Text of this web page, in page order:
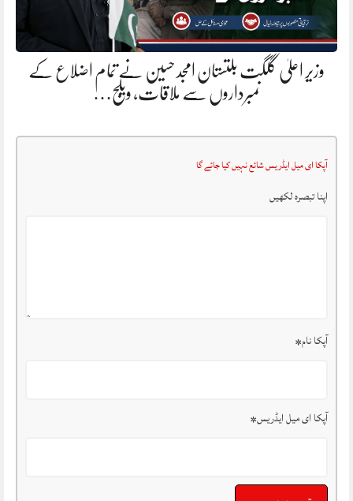
وزیر اعلیٰ گلگت بلتستان امجد حسین نے تمام اضلاع کے
نمبرداروں سے ملاقات، ویلج…
آپکا ای میل ایڈریس شائع نہیں کیا جائے گا
اپنا تبصرہ لکھیں
آپکا نام*
آپکا ای میل ایڈریس*